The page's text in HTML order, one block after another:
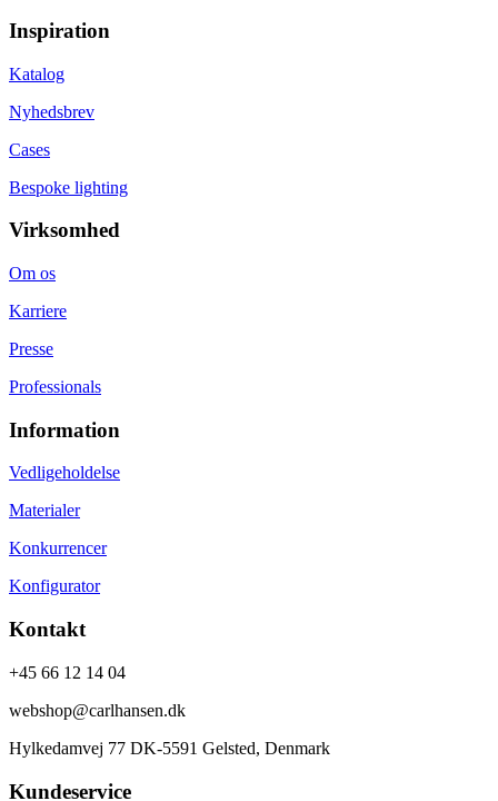
Inspiration
Katalog
Nyhedsbrev
Cases
Bespoke lighting
Virksomhed
Om os
Karriere
Presse
Professionals
Information
Vedligeholdelse
Materialer
Konkurrencer
Konfigurator
Kontakt
+45 66 12 14 04
webshop@carlhansen.dk
Hylkedamvej 77 DK-5591 Gelsted, Denmark
Kundeservice